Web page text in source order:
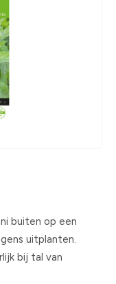
buiten op een
uitplanten.
bij tal van